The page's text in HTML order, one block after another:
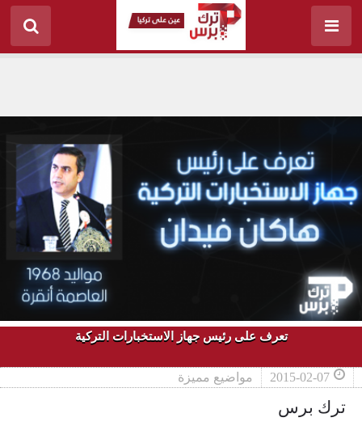
تعرف على رئيس جهاز الاستخبارات التركية
2015-02-07 مواضيع مميزة
ترك برس